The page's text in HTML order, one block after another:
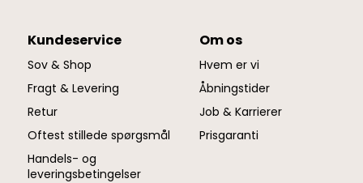
Kundeservice
Sov & Shop
Fragt & Levering
Retur
Oftest stillede spørgsmål
Handels- og
leveringsbetingelser
Om os
Hvem er vi
Åbningstider
Job & Karrierer
Prisgaranti